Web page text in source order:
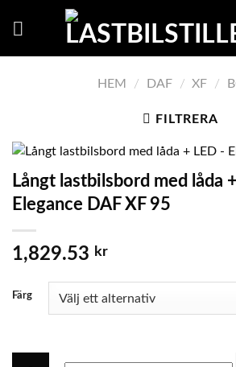
HEM / DAF / XF /
FILTRERA
Långt lastbilsbord med låda
Elegance DAF XF 95
1,829.53 kr
Färg